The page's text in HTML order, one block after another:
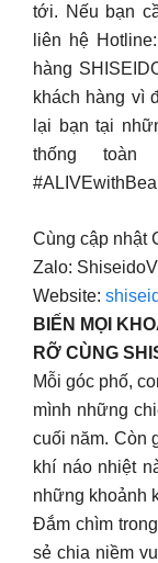
tới. Nếu bạn
liên hệ
hàng
khách hàng vì
lại bạn tại
thống
Cùng cập nhật
Zalo:
Website:
BIẾN MỌI
RỠ CÙNG
Mỗi góc phố,
mình những
cuối năm. Còn
khí náo nhiệt
những khoảnh
Đắm chìm
sẻ chia niềm